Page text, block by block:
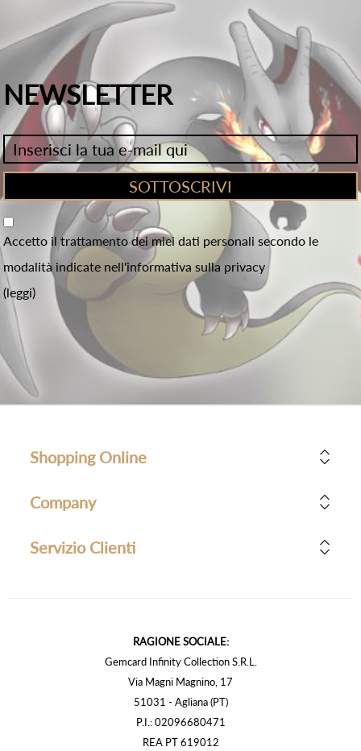
NEWSLETTER
Accetto il trattamento dei miei dati personali secondo le
modalità indicate nell'informativa sulla privacy
(leggi)
Shopping Online
Company
Servizio Clienti
RAGIONE SOCIALE:
Gemcard Infinity Collection S.R.L.
Via Magni Magnino, 17
51031 - Agliana (PT)
P.I.: 02096680471
REA PT 619012